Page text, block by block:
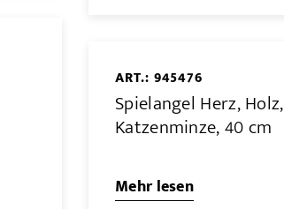
ART.: 945476
Spielangel Herz, Holz,
Katzenminze, 40 cm
Mehr lesen